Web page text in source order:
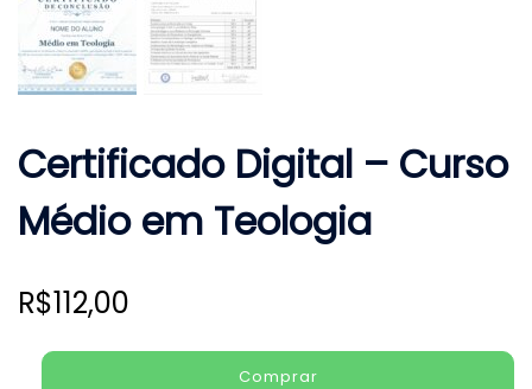
Certificado Digital – Curso
Médio em Teologia
R$112,00
Comprar